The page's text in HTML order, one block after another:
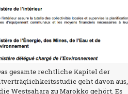
gesamte rechtliche Kapitel der
geht davon aus,
Westsahara zu Marokko gehört. Es